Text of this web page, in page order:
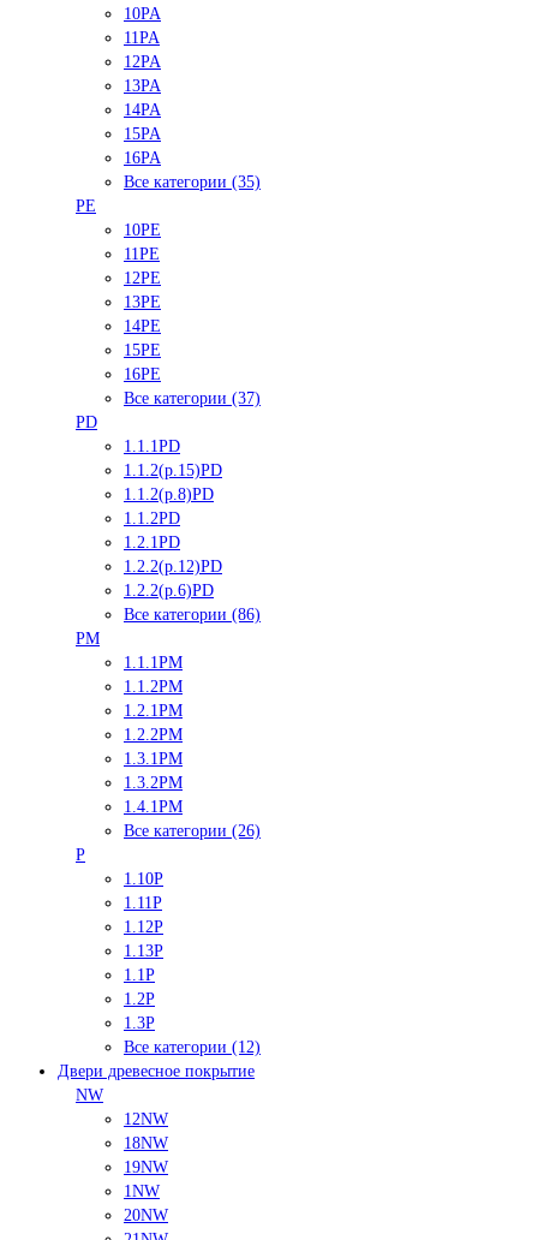
10PA
11PA
12PA
13PA
14PA
15PA
16PA
Все категории (35)
PE
10PE
11PE
12PE
13PE
14PE
15PE
16PE
Все категории (37)
PD
1.1.1PD
1.1.2(р.15)PD
1.1.2(р.8)PD
1.1.2PD
1.2.1PD
1.2.2(р.12)PD
1.2.2(р.6)PD
Все категории (86)
PM
1.1.1PM
1.1.2PM
1.2.1PM
1.2.2PM
1.3.1PM
1.3.2PM
1.4.1PM
Все категории (26)
P
1.10P
1.11P
1.12P
1.13P
1.1P
1.2P
1.3P
Все категории (12)
Двери древесное покрытие
NW
12NW
18NW
19NW
1NW
20NW